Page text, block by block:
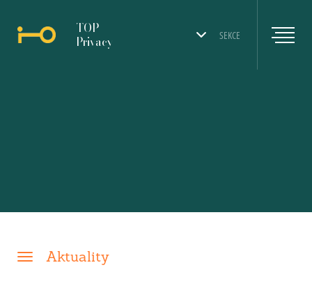
SEKCE
TOP
Privacy
Aktuality